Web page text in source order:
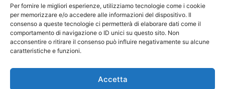
Per fornire le migliori esperienze, utilizziamo tecnologie come i cookie
per memorizzare e/o accedere alle informazioni del dispositivo. Il
consenso a queste tecnologie ci permetterà di elaborare dati come il
comportamento di navigazione o ID unici su questo sito. Non
acconsentire o ritirare il consenso può influire negativamente su alcune
caratteristiche e funzioni.
Accetta
Federazione Nazionale Degli Ordini dei Biologi:
codice fiscale 80069130583
Responsabile sito internet www.fnob.it: Vincenzo